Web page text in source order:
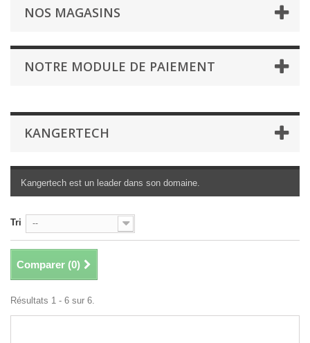
NOS MAGASINS
NOTRE MODULE DE PAIEMENT
KANGERTECH
Kangertech est un leader dans son domaine.
Tri --
Comparer (0)
Résultats 1 - 6 sur 6.